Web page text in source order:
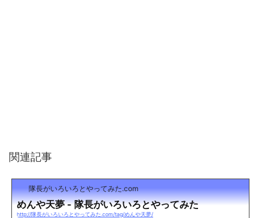
関連記事
隊長がいろいろとやってみた.com
めんや天夢 - 隊長がいろいろとやってみた
http://隊長がいろいろとやってみた.com/tag/めんや天夢/